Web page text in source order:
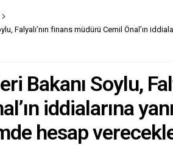
Falyalı’nın finans müdürü Cemil Önal’ın
Bakanı Soylu,
iddialarına
hesap